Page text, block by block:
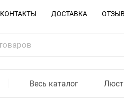
КОНТАКТЫ ДОСТАВКА
Весь каталог